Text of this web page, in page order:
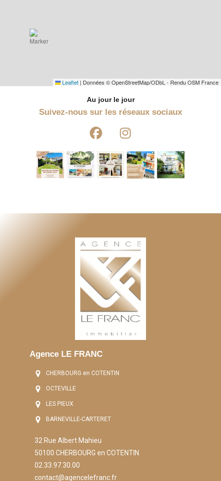
Leaflet | Données © OpenStreetMap/ODbL - Rendu OSM France
Au jour le jour
Suivez-nous sur les réseaux sociaux
Agence LE FRANC
CHERBOURG en COTENTIN
OCTEVILLE
LES PIEUX
BARNEVILLE-CARTERET
32 Rue Albert Mahieu
50100 CHERBOURG en COTENTIN
02.33.97.30.00
contact@agencelefranc.fr